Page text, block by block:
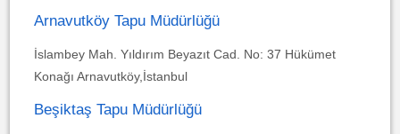
Arnavutköy Tapu Müdürlüğü
İslambey Mah. Yıldırım Beyazıt Cad. No: 37 Hükümet
Konağı Arnavutköy,İstanbul
Beşiktaş Tapu Müdürlüğü